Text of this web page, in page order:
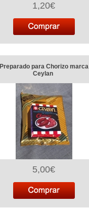
1,20€
Preparado para Chorizo marca
Ceylan
5,00€